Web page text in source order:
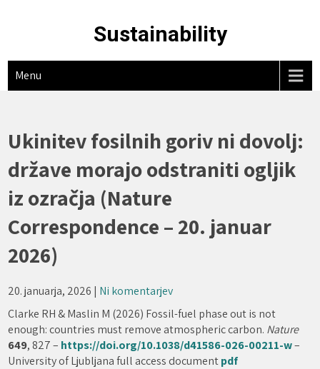
Sustainability
Menu
Ukinitev fosilnih goriv ni dovolj:
države morajo odstraniti ogljik
iz ozračja (Nature
Correspondence – 20. januar
2026)
20. januarja, 2026 | Ni komentarjev
Clarke RH & Maslin M (2026) Fossil-fuel phase out is not
enough: countries must remove atmospheric carbon. Nature
649, 827 – https://doi.org/10.1038/d41586-026-00211-w–
University of Ljubljana full access documentpdf